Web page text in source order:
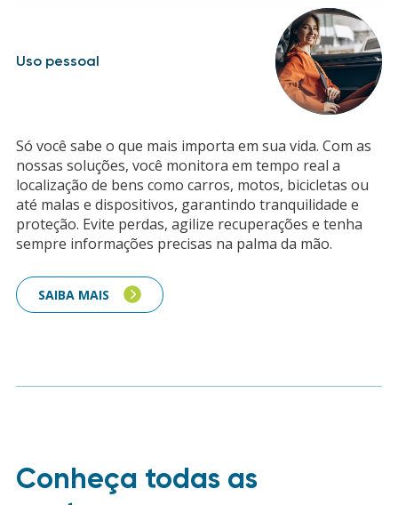
Uso pessoal
Só você sabe o que mais importa em sua vida. Com as
nossas soluções, você monitora em tempo real a
localização de bens como carros, motos, bicicletas ou
até malas e dispositivos, garantindo tranquilidade e
proteção. Evite perdas, agilize recuperações e tenha
sempre informações precisas na palma da mão.
SAIBA MAIS
Conheça todas as